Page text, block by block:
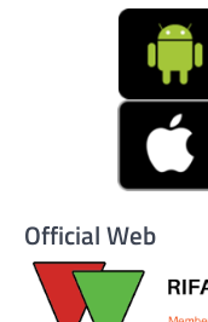
Official Web